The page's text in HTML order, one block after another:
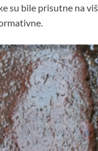
su bile prisutne na